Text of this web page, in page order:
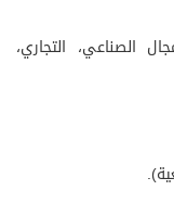
الصناعي، التجاري،